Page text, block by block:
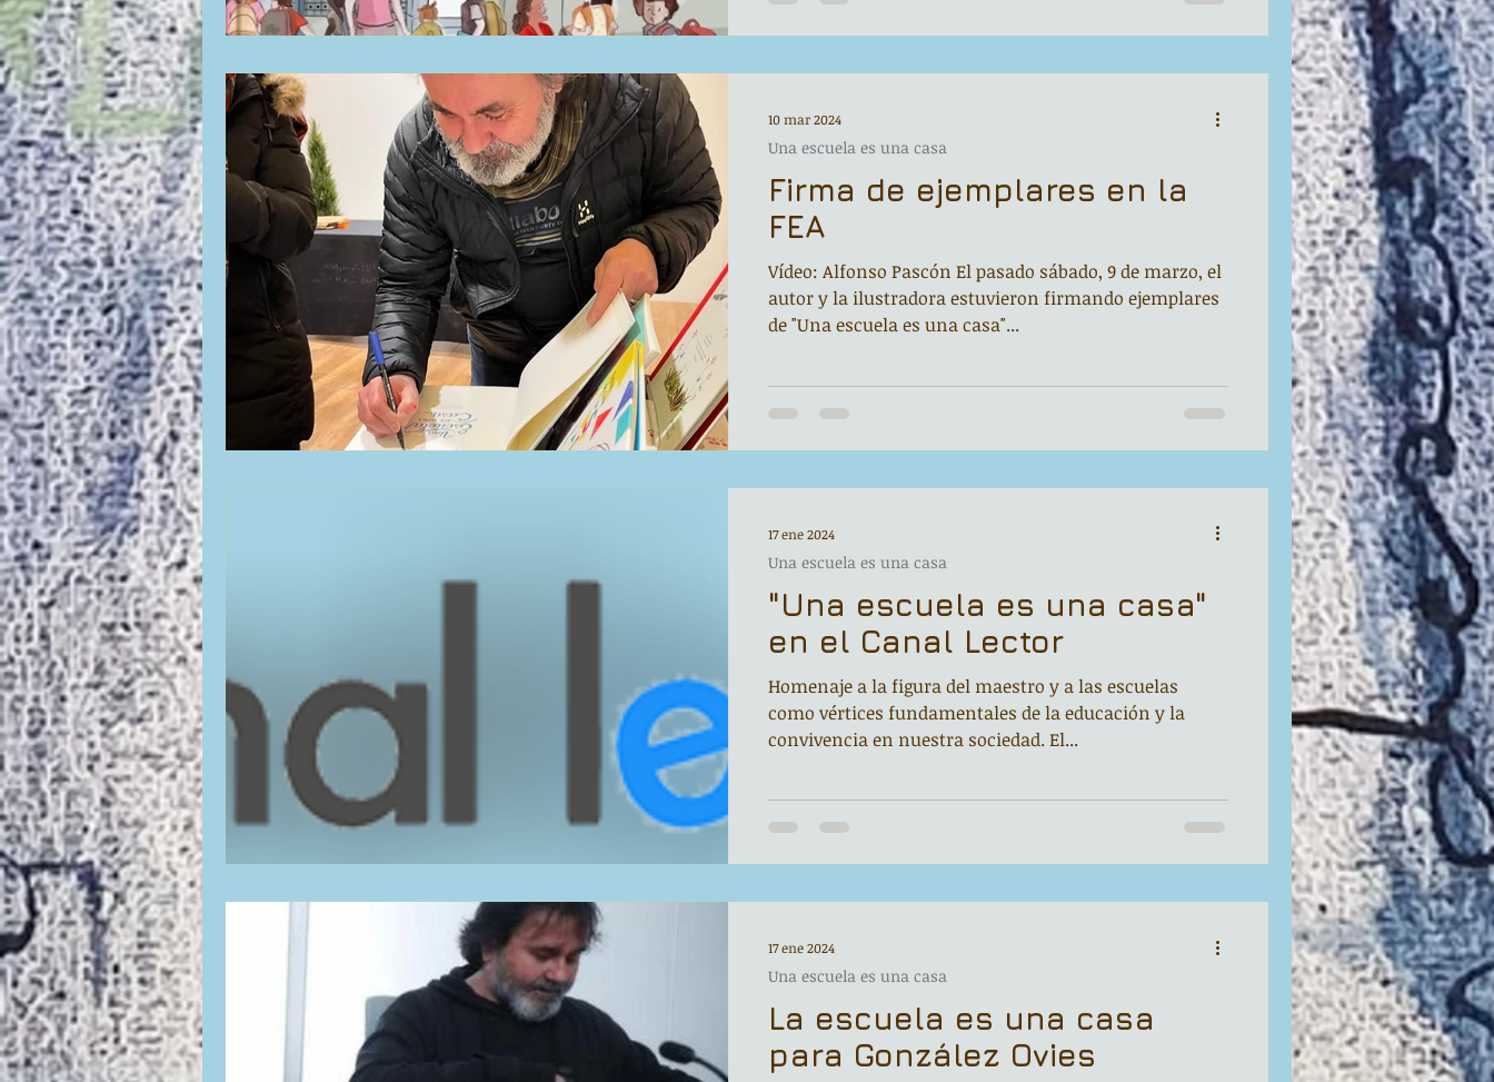
Firma de ejemplares en la
FEA
Vídeo: Alfonso Pascón El pasado sábado, 9 de marzo, el
autor y la ilustradora estuvieron firmando ejemplares
de "Una escuela es una casa"...
Una escuela es una casa
10 mar 2024
"Una escuela es una casa"
en el Canal Lector
Homenaje a la figura del maestro y a las escuelas
como vértices fundamentales de la educación y la
convivencia en nuestra sociedad. El...
Una escuela es una casa
17 ene 2024
La escuela es una casa
para González Ovies
Una escuela es una casa
17 ene 2024